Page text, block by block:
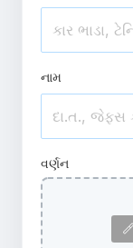
નામ
વર્ણન